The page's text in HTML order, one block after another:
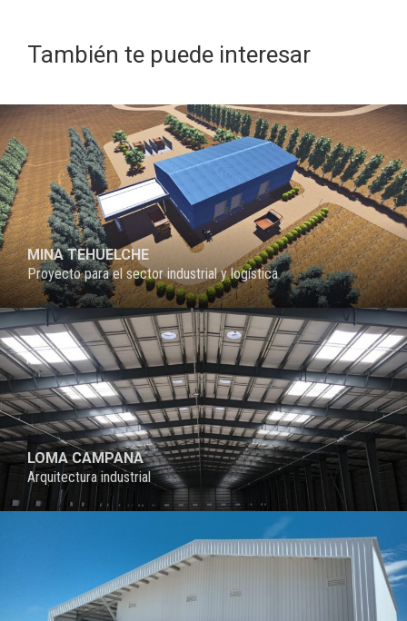
También te puede interesar
MINA TEHUELCHE
Proyecto para el sector industrial y logística
PROYECTO
LOMA CAMPANA
Arquitectura industrial
PROYECTO